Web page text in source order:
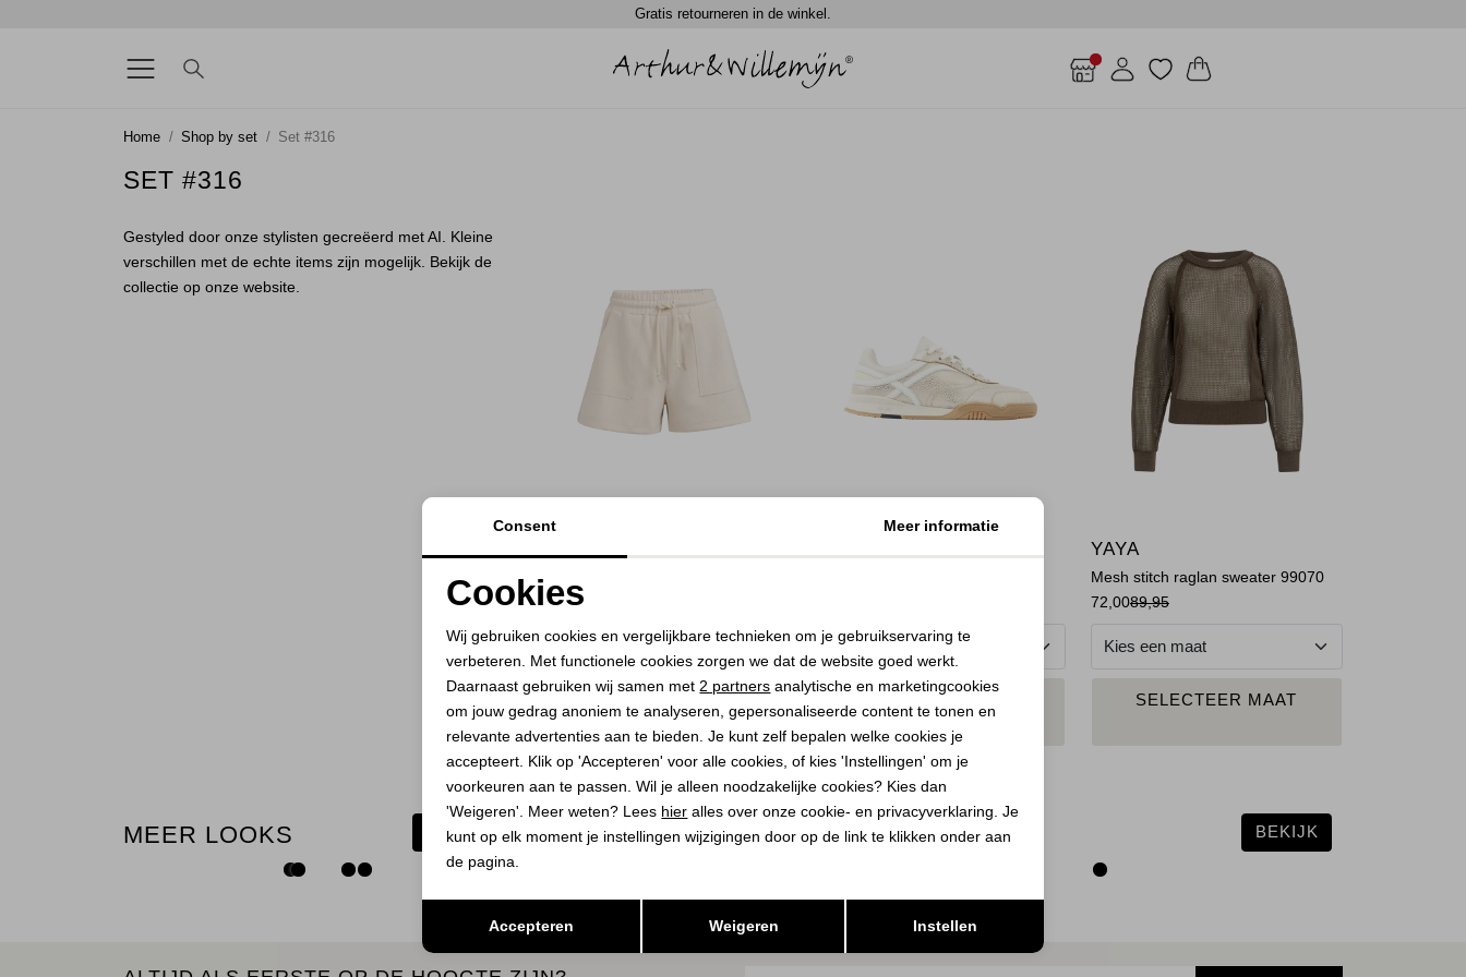
Gratis retourneren in de winkel.
Home Shop by set Set #316
SET #316
Gestyled door onze stylisten gecreëerd met AI. Kleine
verschillen met de echte items zijn mogelijk. Bekijk de
collectie op onze website.
Jersey short with cargo pocket
99067
48,00 59,95
PLAATS IN
SELECTEER MAAT
PLAATS IN
SELECTEER MAAT
YAYA
Mesh stitch raglan sweater 99070
72,0089,95
PLAATS IN
SELECTEER MAAT
MEER LOOKS BEKIJK BEKIJK BEKIJK
Analytische cookies Marketing cookies
Consent Meer informatie
Cookies
Wij gebruiken cookies en vergelijkbare technieken om je gebruikservaring te
verbeteren. Met functionele cookies zorgen we dat de website goed werkt.
Daarnaast gebruiken wij samen met 2 partners analytische en marketingcookies
om jouw gedrag anoniem te analyseren, gepersonaliseerde content te tonen en
relevante advertenties aan te bieden. Je kunt zelf bepalen welke cookies je
accepteert. Klik op 'Accepteren' voor alle cookies, of kies 'Instellingen' om je
voorkeuren aan te passen. Wil je alleen noodzakelijke cookies? Kies dan
'Weigeren'. Meer weten? Lees hier alles over onze cookie- en privacyverklaring. Je
kunt op elk moment je instellingen wijzigingen door op de link te klikken onder aan
de pagina.
Accepteren Weigeren Instellen